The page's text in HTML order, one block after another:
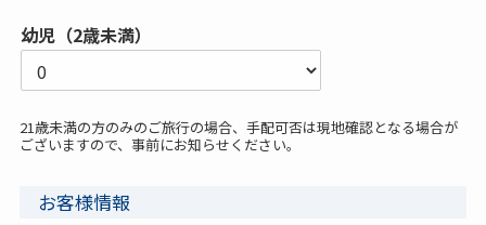
幼児（2歳未満）
21歳未満の方のみのご旅行の場合、手配可否は現地確認となる場合が
ございますので、事前にお知らせください。
お客様情報